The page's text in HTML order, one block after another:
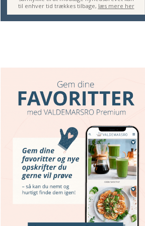
til enhver tid trækkes tilbage, læs mere her